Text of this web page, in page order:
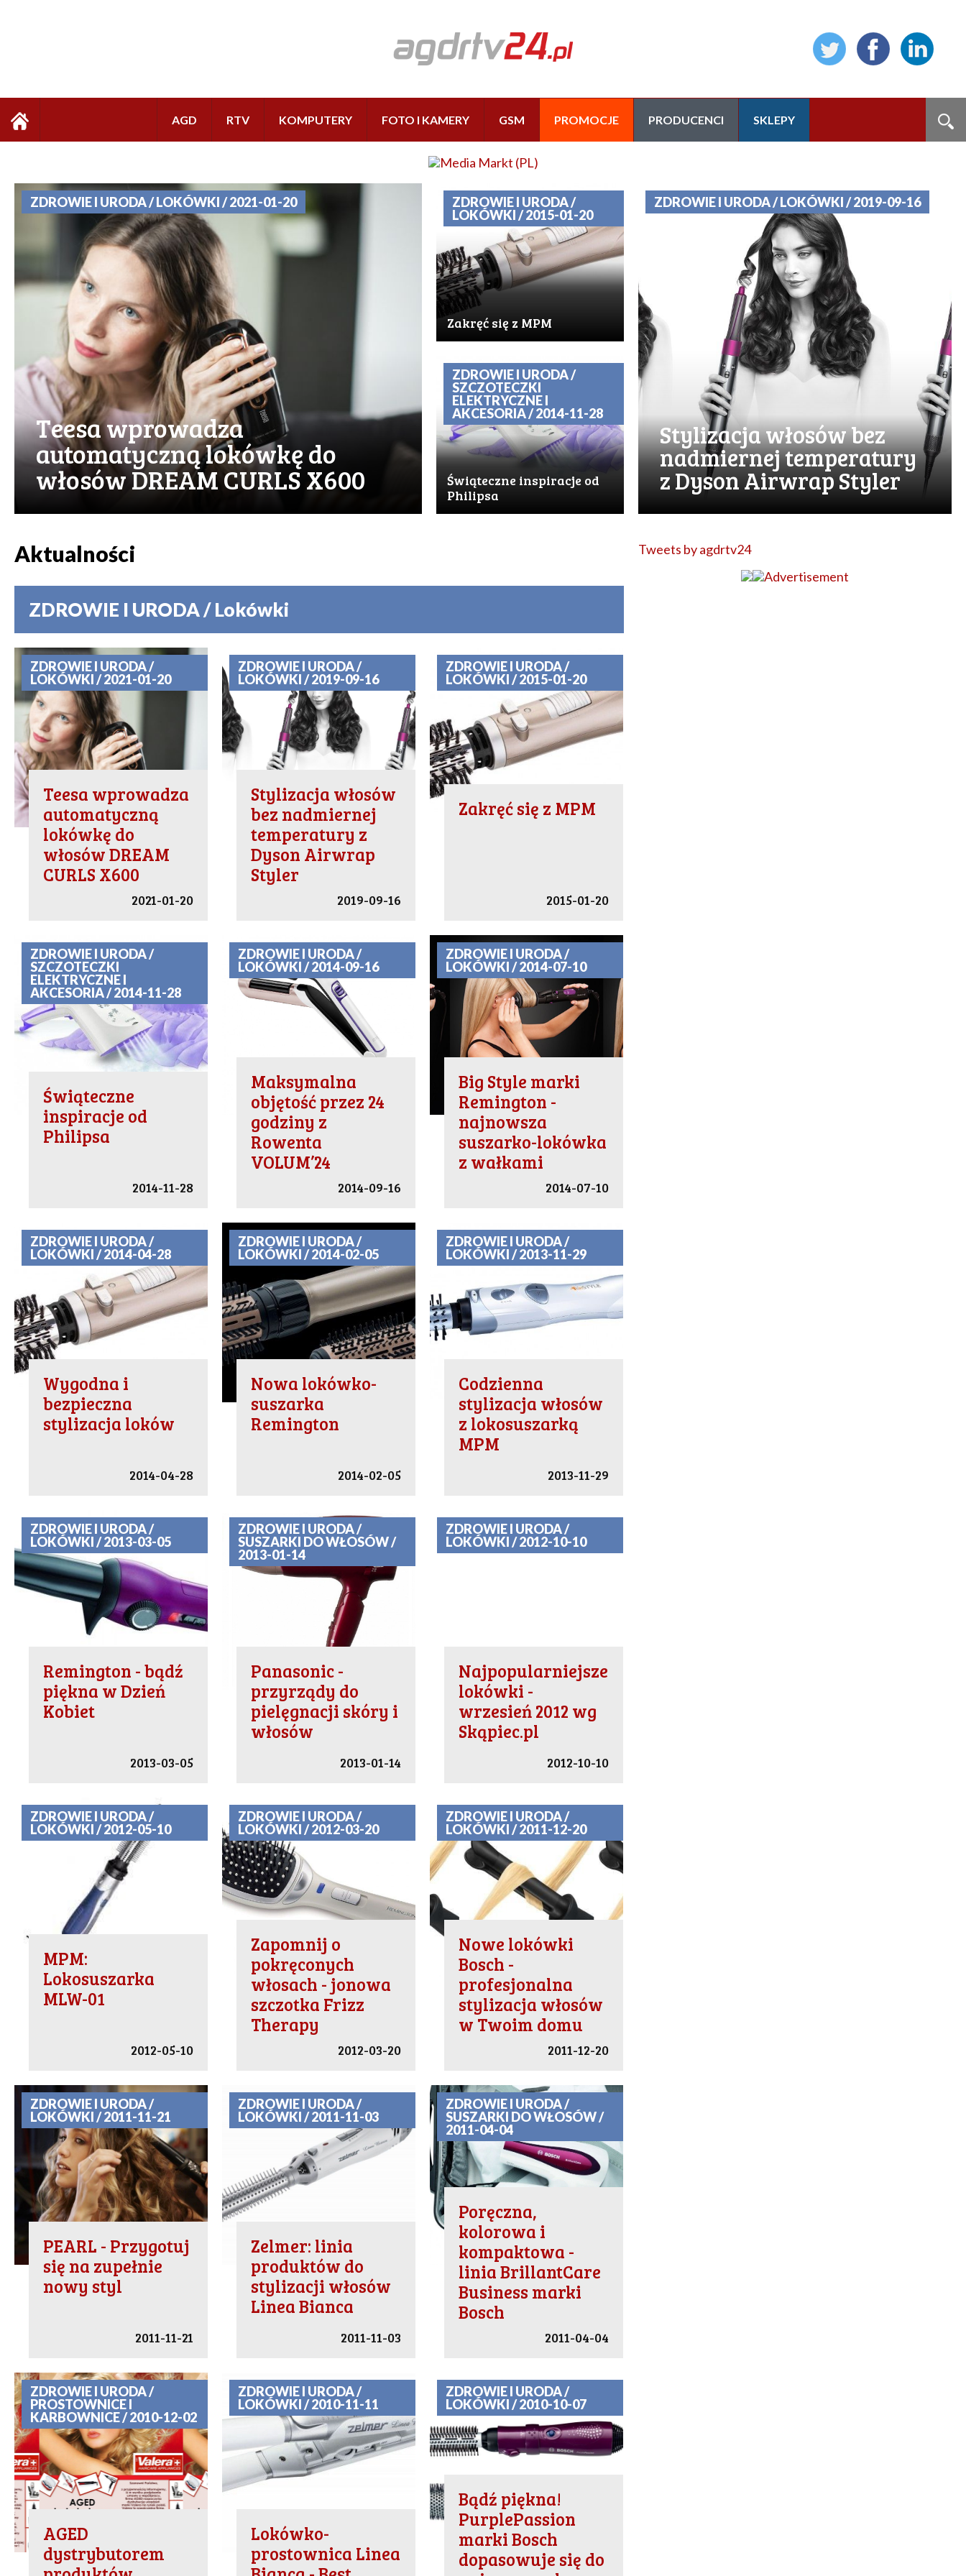
AGD RTV KOMPUTERY FOTO I KAMERY GSM PROMOCJE PRODUCENCI SKLEPY
ZDROWIE I URODA / LOKÓWKI / 2021-01-20
Teesa wprowadza
automatyczną lokówkę do
włosów DREAM CURLS X600
ZDROWIE I URODA / LOKÓWKI / 2019-09-16
Stylizacja włosów bez
nadmiernej temperatury
z Dyson Airwrap Styler
ZDROWIE I URODA /
LOKÓWKI / 2015-01-20
Zakręć się z MPM
ZDROWIE I URODA /
SZCZOTECZKI
ELEKTRYCZNE I
AKCESORIA / 2014-11-28
Świąteczne inspiracje od
Philipsa
Aktualności
ZDROWIE I URODA / Lokówki
ZDROWIE I URODA /
LOKÓWKI / 2021-01-20
Teesa wprowadza
automatyczną
lokówkę do
włosów DREAM
CURLS X600
2021-01-20
ZDROWIE I URODA /
LOKÓWKI / 2019-09-16
Stylizacja włosów
bez nadmiernej
temperatury z
Dyson Airwrap
Styler
2019-09-16
ZDROWIE I URODA /
LOKÓWKI / 2015-01-20
Zakręć się z MPM
2015-01-20
ZDROWIE I URODA /
SZCZOTECZKI
ELEKTRYCZNE I
AKCESORIA / 2014-11-28
Świąteczne
inspiracje od
Philipsa
2014-11-28
ZDROWIE I URODA /
LOKÓWKI / 2014-09-16
Maksymalna
objętość przez 24
godziny z
Rowenta
VOLUM’24
2014-09-16
ZDROWIE I URODA /
LOKÓWKI / 2014-07-10
Big Style marki
Remington -
najnowsza
suszarko-lokówka
z wałkami
2014-07-10
ZDROWIE I URODA /
LOKÓWKI / 2014-04-28
Wygodna i
bezpieczna
stylizacja loków
2014-04-28
ZDROWIE I URODA /
LOKÓWKI / 2014-02-05
Nowa lokówko-
suszarka
Remington
2014-02-05
ZDROWIE I URODA /
LOKÓWKI / 2013-11-29
Codzienna
stylizacja włosów
z lokosuszarką
MPM
2013-11-29
ZDROWIE I URODA /
LOKÓWKI / 2013-03-05
Remington - bądź
piękna w Dzień
Kobiet
2013-03-05
ZDROWIE I URODA /
SUSZARKI DO WŁOSÓW /
2013-01-14
Panasonic -
przyrządy do
pielęgnacji skóry i
włosów
2013-01-14
ZDROWIE I URODA /
LOKÓWKI / 2012-10-10
Najpopularniejsze
lokówki -
wrzesień 2012 wg
Skąpiec.pl
2012-10-10
ZDROWIE I URODA /
LOKÓWKI / 2012-05-10
MPM:
Lokosuszarka
MLW-01
2012-05-10
ZDROWIE I URODA /
LOKÓWKI / 2012-03-20
Zapomnij o
pokręconych
włosach - jonowa
szczotka Frizz
Therapy
2012-03-20
ZDROWIE I URODA /
LOKÓWKI / 2011-12-20
Nowe lokówki
Bosch -
profesjonalna
stylizacja włosów
w Twoim domu
2011-12-20
ZDROWIE I URODA /
LOKÓWKI / 2011-11-21
PEARL - Przygotuj
się na zupełnie
nowy styl
2011-11-21
ZDROWIE I URODA /
LOKÓWKI / 2011-11-03
Zelmer: linia
produktów do
stylizacji włosów
Linea Bianca
2011-11-03
ZDROWIE I URODA /
SUSZARKI DO WŁOSÓW /
2011-04-04
Poręczna,
kolorowa i
kompaktowa -
linia BrillantCare
Business marki
Bosch
2011-04-04
ZDROWIE I URODA /
PROSTOWNICE I
KARBOWNICE / 2010-12-02
AGED
dystrybutorem
ZDROWIE I URODA /
LOKÓWKI / 2010-11-11
Lokówko-
prostownica Linea
ZDROWIE I URODA /
LOKÓWKI / 2010-10-07
Bądź piękna!
PurplePassion
marki Bosch
dopasowuje się do
Tweets by agdrtv24